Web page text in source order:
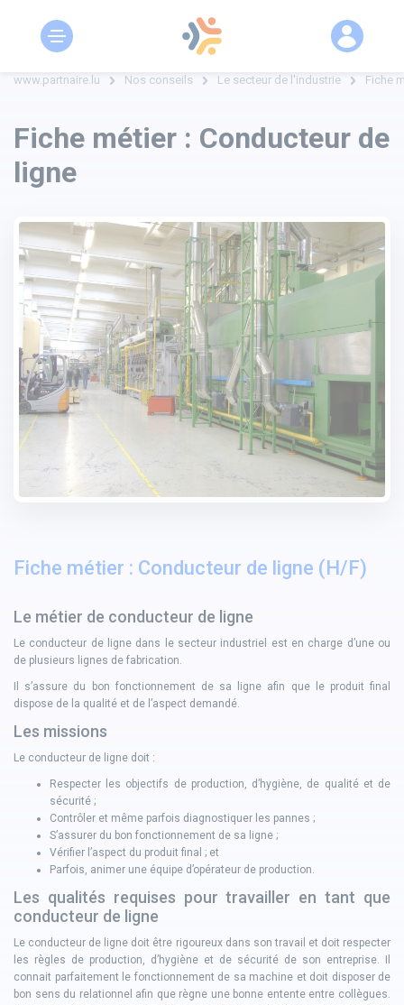
www.partnaire.lu Nos conseils Le secteur de l'industrie Fiche
Fiche métier : Conducteur de
ligne
Fiche métier : Conducteur de ligne (H/F)
Le métier de conducteur de ligne
Le conducteur de ligne dans le secteur industriel est en charge d’une ou
de plusieurs lignes de fabrication.
Il s’assure du bon fonctionnement de sa ligne afin que le produit final
dispose de la qualité et de l’aspect demandé.
Les missions
Le conducteur de ligne doit :
Respecter les objectifs de production, d’hygiène, de qualité et de
sécurité ;
Contrôler et même parfois diagnostiquer les pannes ;
S’assurer du bon fonctionnement de sa ligne ;
Vérifier l’aspect du produit final ; et
Parfois, animer une équipe d’opérateur de production.
Les qualités requises pour travailler en tant que
conducteur de ligne
Le conducteur de ligne doit être rigoureux dans son travail et doit respecter
les règles de production, d’hygiène et de sécurité de son entreprise. Il
connait parfaitement le fonctionnement de sa machine et doit disposer de
bon sens du relationnel afin que règne une bonne entente entre collègues.